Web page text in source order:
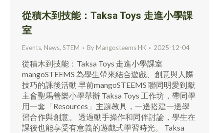
從積木到技能：Taksa Toys 走進小學課
室
Events, News, STEM By Mangosteems HK 2025-12-04
從積木到技能：Taksa Toys 走進小學課室
mangoSTEEMS 為學生帶來結合遊戲、創意與人際
技巧的課後活動 早前mangoSTEEMS 聯同明愛到獻
主會聖馬善樂小學舉辦 Taksa Toys 工作坊，帶同學
用一套「Resources」主題教具，一邊搭建一邊學
習合作與創意。 透過動手操作和同伴討論，學生在
課後也能享受有意義的遊戲式學習時光。​​ Taksa